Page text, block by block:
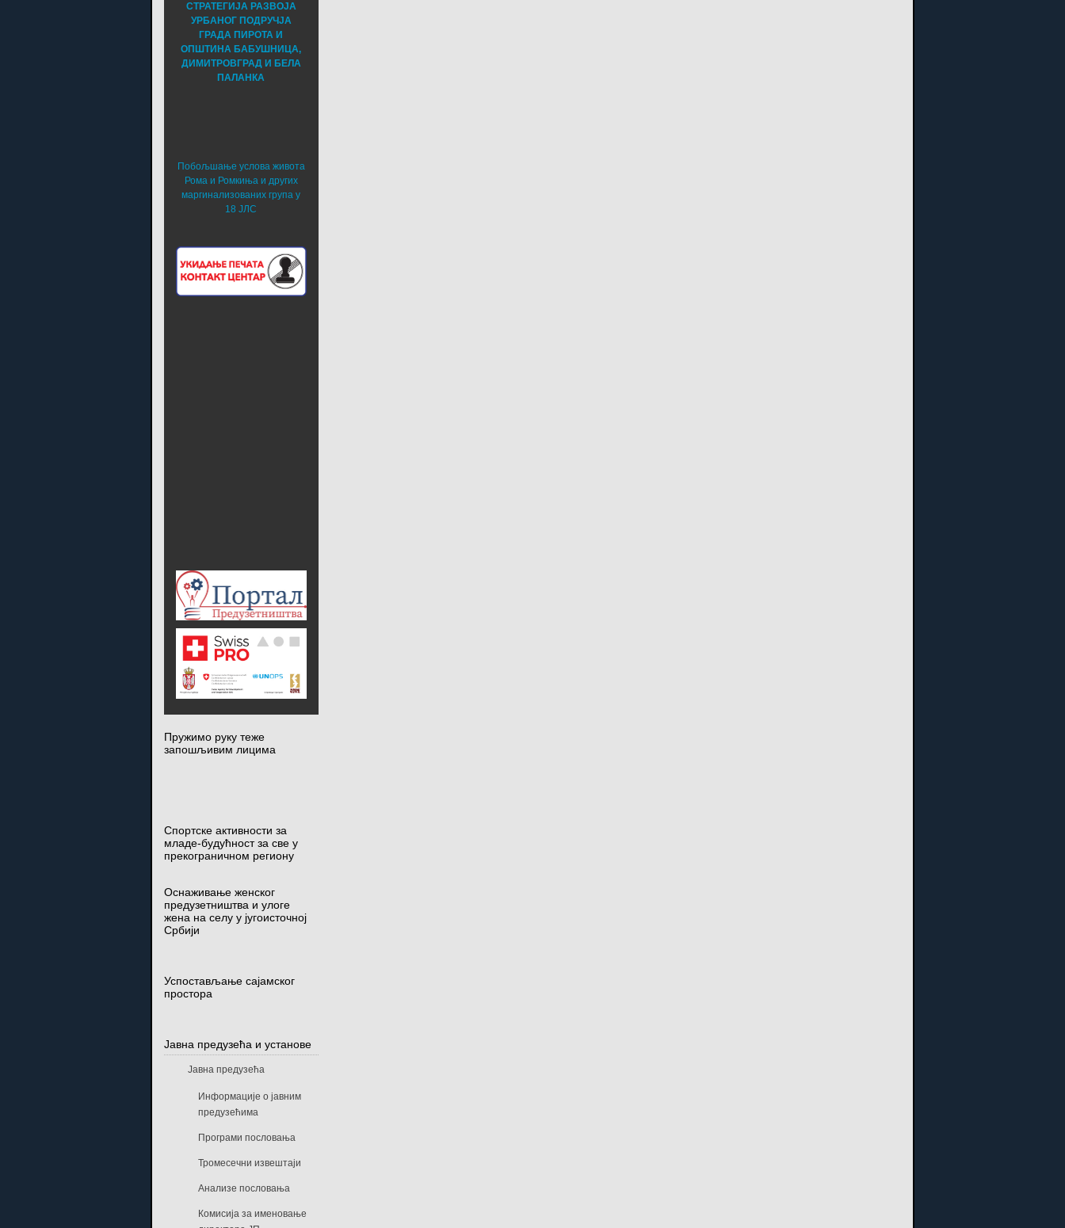
СТРАТЕГИЈА РАЗВОЈА
УРБАНОГ ПОДРУЧЈА
ГРАДА ПИРОТА И
ОПШТИНА БАБУШНИЦА,
ДИМИТРОВГРАД И БЕЛА
ПАЛАНКА
Побољшање услова живота
Рома и Ромкиња и других
маргинализованих група у
18 ЈЛС
Пружимо руку теже
запошљивим лицима
Спортске активности за
младе-будућност за све у
прекограничном региону
Оснаживање женског
предузетништва и улоге
жена на селу у југоисточној
Србији
Успостављање сајамског
простора
Јавна предузећа и установе
Јавна предузећа
Информације о јавним
предузећима
Програми пословања
Тромесечни извештаји
Анализе пословања
Комисија за именовање